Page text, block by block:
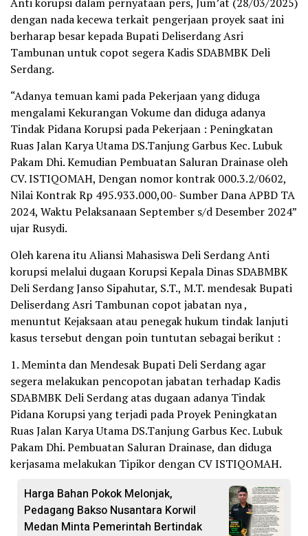
dengan nada kecewa terkait pengerjaan proyek saat ini
berharap besar kepada Bupati Deliserdang Asri
Tambunan untuk copot segera Kadis SDABMBK Deli
Serdang.
“Adanya temuan kami pada Pekerjaan yang diduga
mengalami Kekurangan Vokume dan diduga adanya
Tindak Pidana Korupsi pada Pekerjaan : Peningkatan
Ruas Jalan Karya Utama DS.Tanjung Garbus Kec. Lubuk
Pakam Dhi. Kemudian Pembuatan Saluran Drainase oleh
CV. ISTIQOMAH, Dengan nomor kontrak 000.3.2/0602,
Nilai Kontrak Rp 495.933.000,00- Sumber Dana APBD TA
2024, Waktu Pelaksanaan September s/d Desember 2024”
ujar Rusydi.
Oleh karena itu Aliansi Mahasiswa Deli Serdang Anti
korupsi melalui dugaan Korupsi Kepala Dinas SDABMBK
Deli Serdang Janso Sipahutar, S.T., M.T. mendesak Bupati
Deliserdang Asri Tambunan copot jabatan nya ,
menuntut Kejaksaan atau penegak hukum tindak lanjuti
kasus tersebut dengan poin tuntutan sebagai berikut :
1. Meminta dan Mendesak Bupati Deli Serdang agar
segera melakukan pencopotan jabatan terhadap Kadis
SDABMBK Deli Serdang atas dugaan adanya Tindak
Pidana Korupsi yang terjadi pada Proyek Peningkatan
Ruas Jalan Karya Utama DS.Tanjung Garbus Kec. Lubuk
Pakam Dhi. Pembuatan Saluran Drainase, dan diduga
kerjasama melakukan Tipikor dengan CV ISTIQOMAH.
Harga Bahan Pokok Melonjak,
Pedagang Bakso Nusantara Korwil
Medan Minta Pemerintah Bertindak